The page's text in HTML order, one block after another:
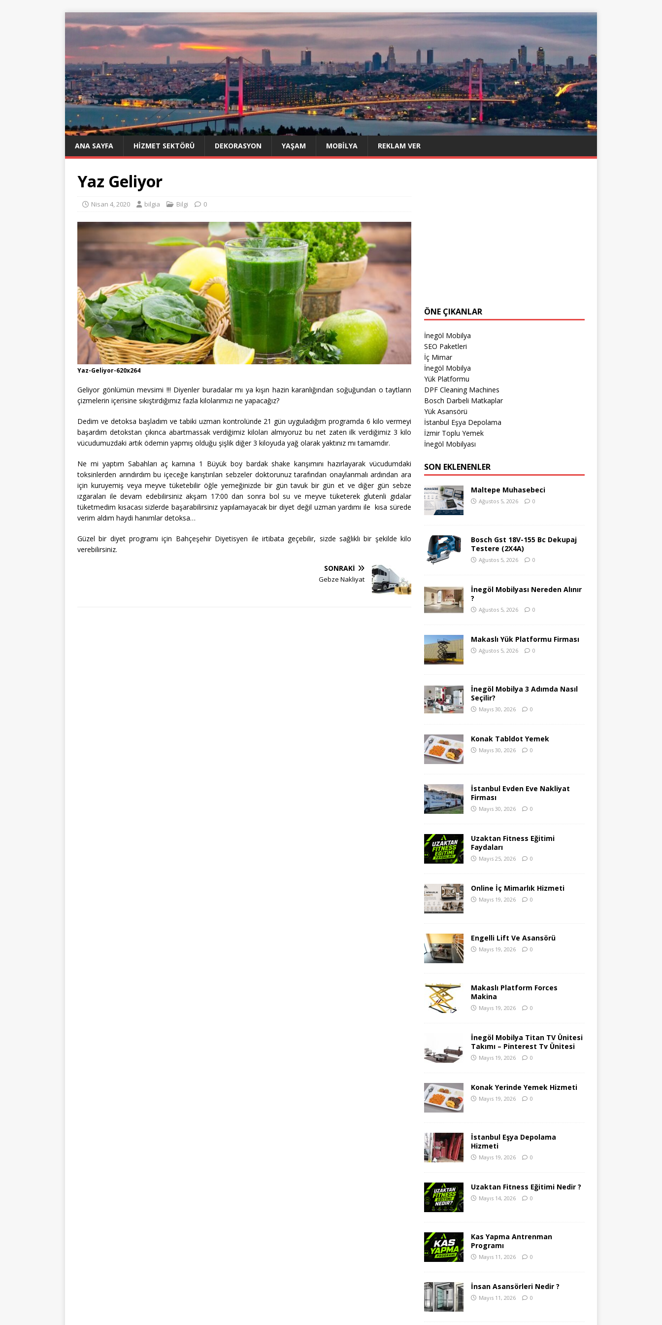
ANA SAYFA HIZMET SEKTÖRÜ DEKORASYON YAŞAM MOBILYA REKLAM VER
Yaz Geliyor
Nisan 4, 2020 bilgia Bilgi 0
Yaz-Geliyor-620x264
Geliyor gönlümün mevsimi !!! Diyenler buradalar mı ya kışın hazin karanlığından soğuğundan o taytların
çizmelerin içerisine sıkıştırdığımız fazla kilolarımızı ne yapacağız?
Dedim ve detoksa başladım ve tabiki uzman kontrolünde 21 gün uyguladığım programda 6 kilo vermeyi
başardım detokstan çıkınca abartmassak verdiğimiz kiloları almıyoruz bu net zaten ilk verdiğimiz 3 kilo
vücudumuzdaki artık ödemin yapmış olduğu şişlik diğer 3 kiloyuda yağ olarak yaktınız mı tamamdır.
Ne mi yaptım Sabahları aç karnına 1 Büyük boy bardak shake karışımını hazırlayarak vücudumdaki
toksinlerden arındırdım bu içeceğe karıştırılan sebzeler doktorunuz tarafından onaylanmalı ardından ara
için kuruyemiş veya meyve tüketebilir öğle yemeğinizde bir gün tavuk bir gün et ve diğer gün sebze
ızgaraları ile devam edebilirsiniz akşam 17:00 dan sonra bol su ve meyve tüketerek glutenli gıdalar
tüketmedim kısacası sizlerde başarabilirsiniz yapılamayacak bir diyet değil uzman yardımı ile kısa sürede
verim aldım haydi hanımlar detoksa…
Güzel bir diyet programı için Bahçeşehir Diyetisyen ile irtibata geçebilir, sizde sağlıklı bir şekilde kilo
verebilirsiniz.
SONRAKI
Gebze Nakliyat
ÖNE ÇIKANLAR
İnegöl Mobilya
SEO Paketleri
İç Mimar
İnegöl Mobilya
Yük Platformu
DPF Cleaning Machines
Bosch Darbeli Matkaplar
Yük Asansörü
İstanbul Eşya Depolama
İzmir Toplu Yemek
İnegöl Mobilyası
SON EKLENENLER
Maltepe Muhasebeci
Ağustos 5, 2026 0
Bosch Gst 18V-155 Bc Dekupaj
Testere (2X4A)
Ağustos 5, 2026 0
İnegöl Mobilyası Nereden Alınır
?
Ağustos 5, 2026 0
Makaslı Yük Platformu Firması
Ağustos 5, 2026 0
İnegöl Mobilya 3 Adımda Nasıl
Seçilir?
Mayıs 30, 2026 0
Konak Tabldot Yemek
Mayıs 30, 2026 0
İstanbul Evden Eve Nakliyat
Firması
Mayıs 30, 2026 0
Uzaktan Fitness Eğitimi
Faydaları
Mayıs 25, 2026 0
Online İç Mimarlık Hizmeti
Mayıs 19, 2026 0
Engelli Lift Ve Asansörü
Mayıs 19, 2026 0
Makaslı Platform Forces
Makina
Mayıs 19, 2026 0
İnegöl Mobilya Titan TV Ünitesi
Takımı – Pinterest Tv Ünitesi
Mayıs 19, 2026 0
Konak Yerinde Yemek Hizmeti
Mayıs 19, 2026 0
İstanbul Eşya Depolama
Hizmeti
Mayıs 19, 2026 0
Uzaktan Fitness Eğitimi Nedir ?
Mayıs 14, 2026 0
Kas Yapma Antrenman
Programı
Mayıs 11, 2026 0
İnsan Asansörleri Nedir ?
Mayıs 11, 2026 0